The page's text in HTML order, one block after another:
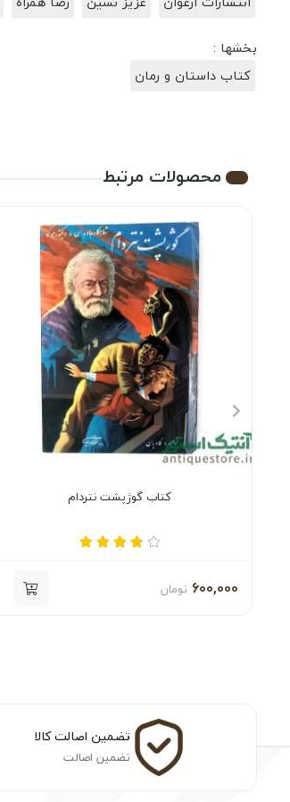
بخشها :
کتاب داستان و رمان
محصولات مرتبط
کتاب گوژپشت نتردام
600,000 تومان
تضمین اصالت کالا
تضمین اصالت